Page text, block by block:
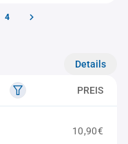
4
Details
PREIS
10,90€